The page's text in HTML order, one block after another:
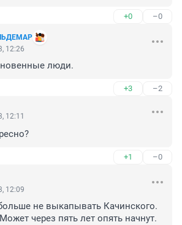
+0 –0
12:26
люди.
+3 –2
12:11
+1 –0
12:09
не выкапывать Качинского.
через пять лет опять начнут.